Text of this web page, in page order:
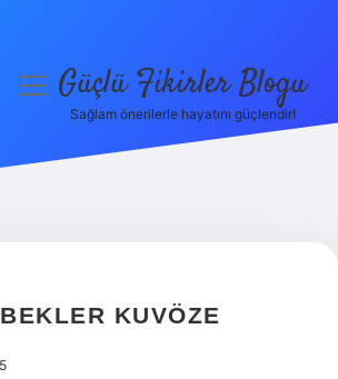
menüyüGüçlü Fikirler Blogu
Sağlam önerilerle hayatını güçlendir!
KUVÖZE